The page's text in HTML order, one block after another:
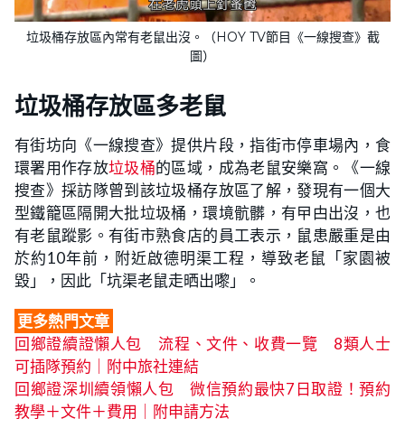
垃圾桶存放區內常有老鼠出沒。（HOY TV節目《一線搜查》截
圖）
垃圾桶存放區多老鼠
有街坊向《一線搜查》提供片段，指街市停車場內，食
環署用作存放垃圾桶的區域，成為老鼠安樂窩。《一線
搜查》採訪隊曾到該垃圾桶存放區了解，發現有一個大
型鐵籠區隔開大批垃圾桶，環境骯髒，有曱甴出沒，也
有老鼠蹤影。有街市熟食店的員工表示，鼠患嚴重是由
於約10年前，附近啟德明渠工程，導致老鼠「家園被
毀」，因此「坑渠老鼠走晒出嚟」。
更多熱門文章
回鄉證續證懶人包‎ 流程、文件、收費一覽 8類人士
可插隊預約｜附中旅社連結
回鄉證深圳續領懶人包 微信預約最快7日取證！預約
教學＋文件＋費用｜附申請方法